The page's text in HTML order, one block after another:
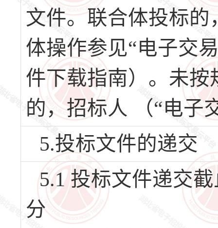
文件。联合体投标
体操作参见“电子交
件下载指南）。未按
的，招标人 （“电子
5.投标文件的递交
5.1 投标文件递交
分